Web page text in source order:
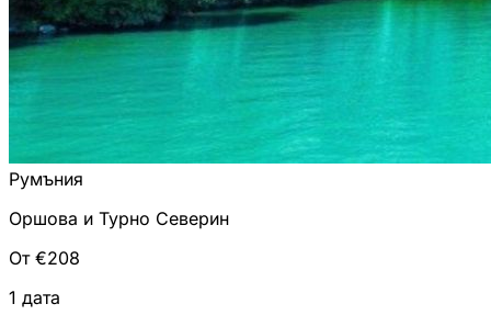
Румъния
Оршова и Турно Северин
От €208
1 дата